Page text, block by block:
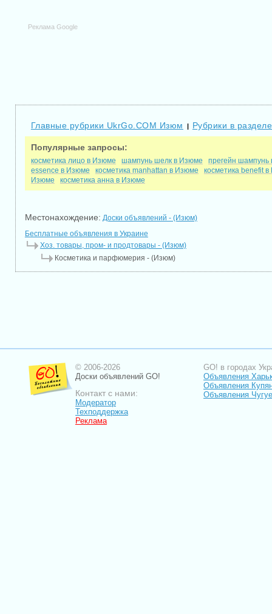
Реклама Google
Главные рубрики UkrGo.COM Изюм | Рубрики в
Популярные запросы:
косметика лицо в Изюме шампунь шелк в Изюме
прегейн шампунь
essence в Изюме
косметика manhattan в Изюме
косметика benefit
Изюме
косметика анна в Изюме
Местонахождение: Доски объявлений - (Изюм)
Бесплатные объявления в Украине
Хоз. товары, пром- и продтовары - (Изюм)
Косметика и парфюмерия - (Изюм)
© 2006-2026
Доски объявлений GO!
Контакт с нами:
Модератор
Техподдержка
Реклама
GO! в городах
Объявления
Объявления
Объявления